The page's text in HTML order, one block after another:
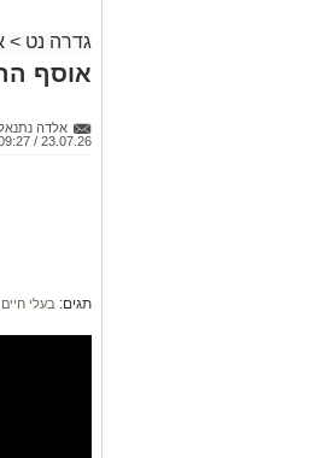
גדרה נט >
אוסף
אלדה
23.07.26 / 09:27
תגים: בעלי חיים